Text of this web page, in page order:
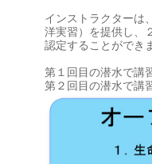
インストラクターは
洋実習）を提供し、
認定することができ
第１回目の潜水で講
第２回目の潜水で講